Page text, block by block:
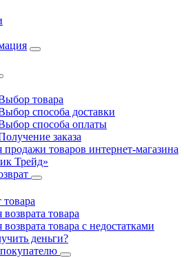
товара
способа доставки
способа оплаты
заказа
продажи товаров интернет-магазина
Трейд»
товара
возврата товара
возврата товара с недостатками
деньги?